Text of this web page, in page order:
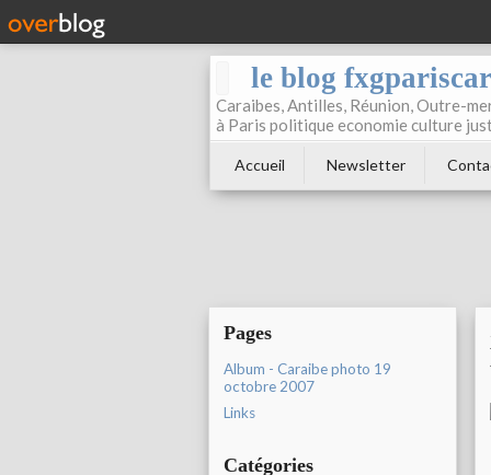
le blog
Caraibes, Antilles, Réunion, Outre-
à Paris politique economie culture
Accueil Newsletter
Pages
Album - Caraibe photo 19
octobre 2007
Links
Catégories